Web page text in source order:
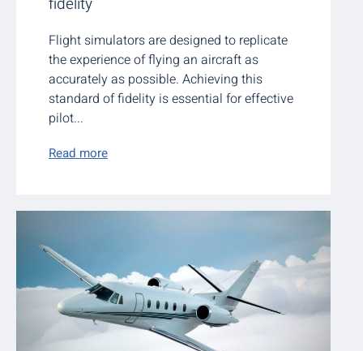
Flight simulators are designed to replicate
the experience of flying an aircraft as
accurately as possible. Achieving this
standard of fidelity is essential for effective
pilot...
Read more